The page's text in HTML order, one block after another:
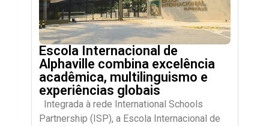
Escola Internacional de
Alphaville combina excelência
acadêmica, multilinguismo e
experiências globais
Integrada à rede International Schools
Partnership (ISP), a Escola Internacional de